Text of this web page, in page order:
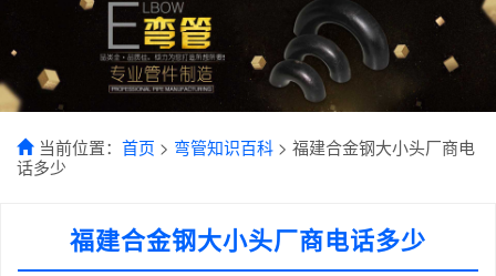
当前位置： 首页 > 弯管知识百科 > 福建合金钢大小头厂商电
话多少
福建合金钢大小头厂商电话多少